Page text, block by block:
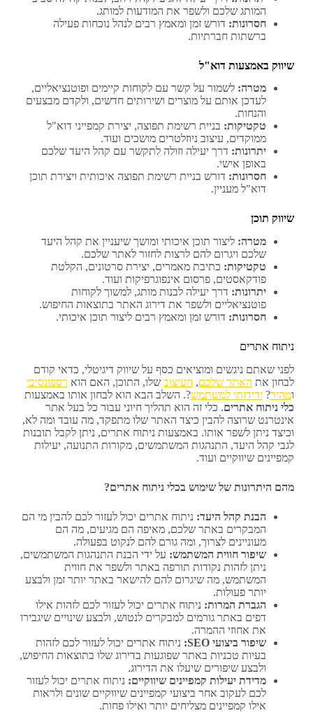
המותג שלכם ולשפר את המודעות למותג.
חסרונות: דורש זמן ומאמץ רבים לנהל נוכחות פעילה
ברשתות חברתיות.
שיווק באמצעות דוא"ל
מטרה: לשמור על קשר עם לקוחות קיימים ופוטנציאליים,
לעדכן אותם על מוצרים ושירותים חדשים, ולקדם מבצעים
והנחות.
טקטיקות: בניית רשימת תפוצה, יצירת קמפייני דוא"ל
ממוקדים, עיצוב ניוזלטרים מושכים ועוד.
יתרונות: דרך יעילה וזולה לתקשר עם קהל היעד שלכם
באופן אישי.
חסרונות: דורש בניית רשימת תפוצה איכותית ויצירת תוכן
דוא"ל מעניין.
שיווק תוכן
מטרה: ליצור תוכן איכותי ומושך שיעניין את קהל היעד
שלכם ויגרום להם לרצות לחזור לאתר שלכם.
טקטיקות: כתיבת מאמרים, יצירת סרטונים, הקלטת
פודקאסטים, פרסום אינפוגרפיקות ועוד.
יתרונות: דרך יעילה לבנות מותג, למשוך לקוחות
פוטנציאליים ולשפר את דירוג האתר בתוצאות החיפוש.
חסרונות: דורש זמן ומאמץ רבים ליצור תוכן איכותי.
ניתוח אתרים
לפני שאתם ניגשים ומוציאים כסף על שיווק דיגיטלי, כדאי קודם
לבחון את האתר שלכם, העיצובשלו, התוכן, האם הוא רספונסיבי
ומהיר? ידידותי למשתמש?. השלב הבא הוא לבחון אותו באמצעות
כלי ניתוח אתרים. כלי זה הוא תהליך חיוני עבור כל בעל אתר
אינטרנט שרוצה להבין כיצד האתר שלו מתפקד, מה עובד ומה לא,
וכיצד ניתן לשפר אותו. באמצעות ניתוח אתרים, ניתן לקבל תובנות
לגבי קהל היעד, התנהגות המשתמשים, מקורות התנועה, יעילות
קמפיינים שיווקיים ועוד.
מהם היתרונות של שימוש בכלי ניתוח אתרים?
הבנת קהל היעד: ניתוח אתרים יכול לעזור לכם להבין מי הם
המבקרים באתר שלכם, מאיפה הם מגיעים, מה הם
מעוניינים לצרוך, ומה גורם להם לנקוט בפעולה.
שיפור חווית המשתמש: על ידי הבנת התנהגות המשתמשים,
ניתן לזהות נקודות תורפה באתר ולשפר את חווית
המשתמש, מה שיגרום להם להישאר באתר יותר זמן ולבצע
יותר פעולות.
הגברת המרות: ניתוח אתרים יכול לעזור לכם לזהות אילו
דפים באתר גורמים למבקרים לנטוש, ולבצע שינויים שיגבירו
את אחוזי ההמרה.
שיפור ביצועי SEO:
ניתוח אתרים יכול לעזור לכם לזהות
בעיות טכניות באתר שפוגעות בדירוג שלו בתוצאות החיפוש,
ולבצע שיפורים שיעלו את הדירוג.
מדידת יעילות קמפיינים שיווקיים: ניתוח אתרים יכול לעזור
לכם לעקוב אחר ביצועי קמפיינים שיווקיים שונים ולראות
אילו קמפיינים מצליחים יותר ואילו פחות.